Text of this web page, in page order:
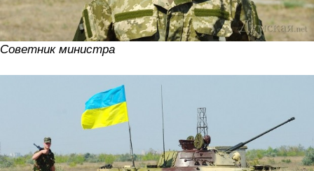
Советник министра